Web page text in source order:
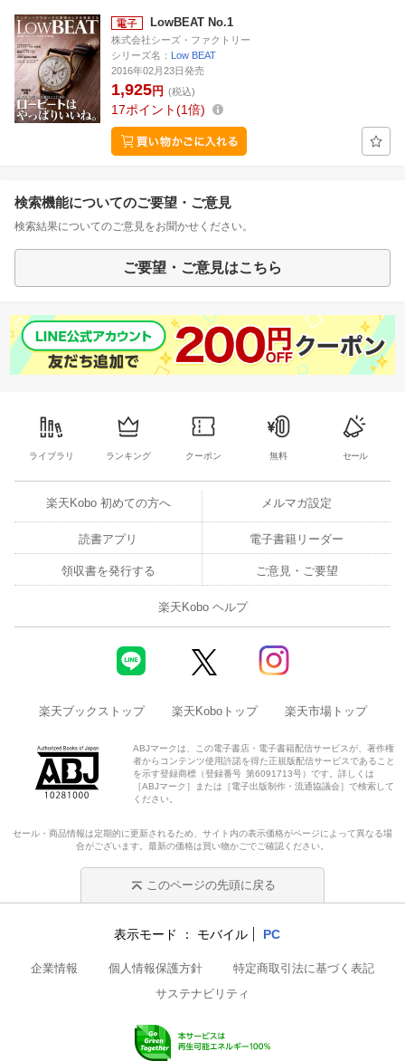
LowBEAT No.1
株式会社シーズ・ファクトリー
シリーズ名： Low BEAT
2016年02月23日発売
1,925円 (税込)
17ポイント 1倍
検索機能についてのご要望・ご意見
検索結果についてのご意見をお聞かせください。
ご要望・ご意見はこちら
ライブラリ ランキング クーポン 無料 セール
楽天Kobo 初めての方へ メルマガ設定
読書アプリ 電子書籍リーダー
領収書を発行する ご意見・ご要望
楽天Kobo ヘルプ
楽天ブックストップ 楽天Koboトップ 楽天市場トップ
ABJマークは、この電子書店・電子書籍配信サービスが、著作権
者からコンテンツ使用許諾を得た正規版配信サービスであること
を示す登録商標（登録番号 第6091713号）です。詳しくは
［ABJマーク］または［電子出版制作・流通協議会］で検索して
ください。
セール・商品情報は定期的に更新されるため、サイト内の表示価格がページによって異なる場
合がございます。最新の価格は買い物かごでご確認ください。
このページの先頭に戻る
表示モード モバイル PC
企業情報 個人情報保護方針
特定商取引法に基づく表記
サステナビリティ